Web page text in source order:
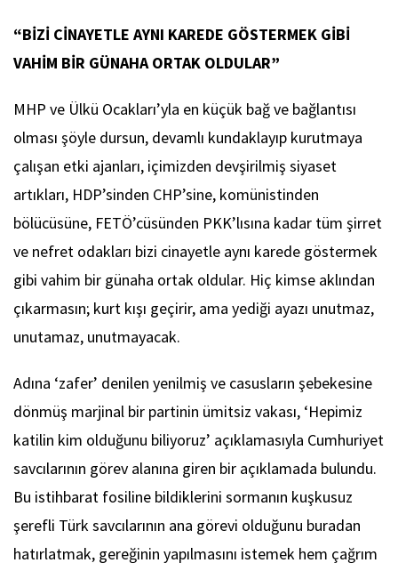
“BİZİ CİNAYETLE AYNI KAREDE GÖSTERMEK GİBİ
VAHİM BİR GÜNAHA ORTAK OLDULAR”
MHP ve Ülkü Ocakları’yla en küçük bağ ve bağlantısı
olması şöyle dursun, devamlı kundaklayıp kurutmaya
çalışan etki ajanları, içimizden devşirilmiş siyaset
artıkları, HDP’sinden CHP’sine, komünistinden
bölücüsüne, FETÖ’cüsünden PKK’lısına kadar tüm şirret
ve nefret odakları bizi cinayetle aynı karede göstermek
gibi vahim bir günaha ortak oldular. Hiç kimse aklından
çıkarmasın; kurt kışı geçirir, ama yediği ayazı unutmaz,
unutamaz, unutmayacak.
Adına ‘zafer’ denilen yenilmiş ve casusların şebekesine
dönmüş marjinal bir partinin ümitsiz vakası, ‘Hepimiz
katilin kim olduğunu biliyoruz’ açıklamasıyla Cumhuriyet
savcılarının görev alanına giren bir açıklamada bulundu.
Bu istihbarat fosiline bildiklerini sormanın kuşkusuz
şerefli Türk savcılarının ana görevi olduğunu buradan
hatırlatmak, gereğinin yapılmasını istemek hem çağrım